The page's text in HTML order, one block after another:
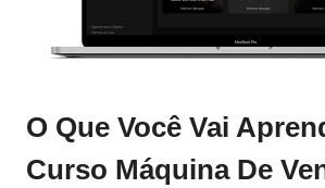
O Que Você Vai
Curso Máquina De